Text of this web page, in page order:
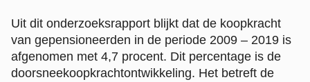
Uit dit onderzoeksrapport blijkt dat de koopkracht
van gepensioneerden in de periode 2009 – 2019 is
afgenomen met 4,7 procent. Dit percentage is de
doorsneekoopkrachtontwikkeling. Het betreft de